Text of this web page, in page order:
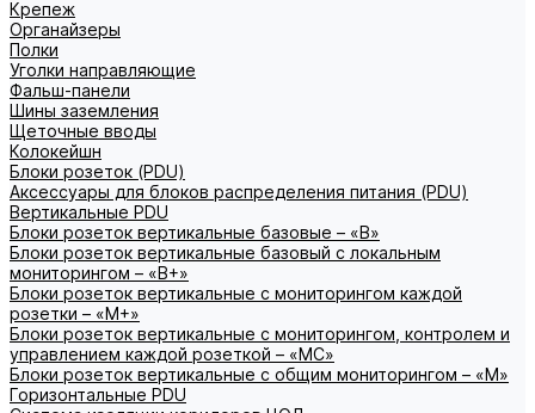
Крепеж
Органайзеры
Полки
Уголки направляющие
Фальш-панели
Шины заземления
Щеточные вводы
Колокейшн
Блоки розеток (PDU)
Аксессуары для блоков распределения питания (PDU)
Вертикальные PDU
Блоки розеток вертикальные базовые – «В»
Блоки розеток вертикальные базовый с локальным
мониторингом – «В+»
Блоки розеток вертикальные с мониторингом каждой
розетки – «М+»
Блоки розеток вертикальные с мониторингом, контролем и
управлением каждой розеткой – «МС»
Блоки розеток вертикальные с общим мониторингом – «М»
Горизонтальные PDU